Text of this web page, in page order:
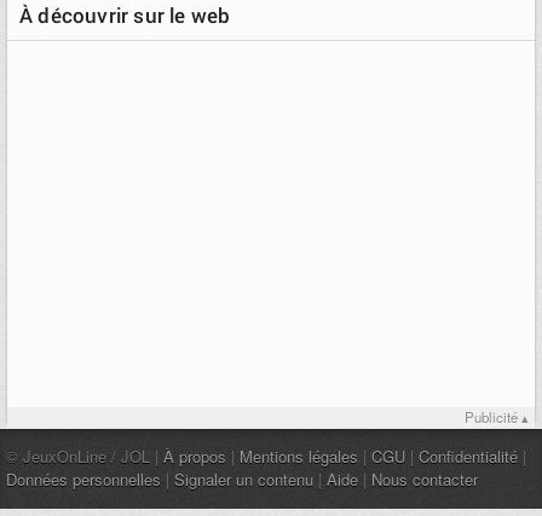
À découvrir sur le web
Publicité ▴
© JeuxOnLine / JOL | À propos | Mentions légales | CGU | Confidentialité |
Données personnelles | Signaler un contenu | Aide | Nous contacter